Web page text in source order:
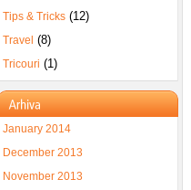
Tips & Tricks (12)
Travel (8)
Tricouri (1)
January 2014
December 2013
November 2013